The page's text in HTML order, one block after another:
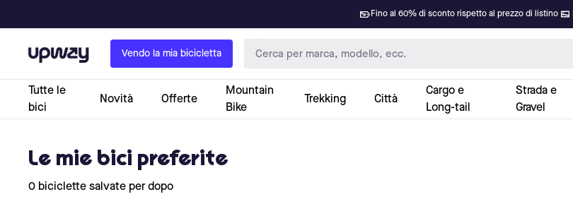
Fino al 60% di sconto rispetto al prezzo di listino
Upway Vendo la mia bicicletta
Tutte le
bici
Novità Offerte
Mountain
Bike
Trekking Città
Cargo e
Long-tail
Strada e
Gravel
Le mie bici preferite
0 biciclette salvate per dopo